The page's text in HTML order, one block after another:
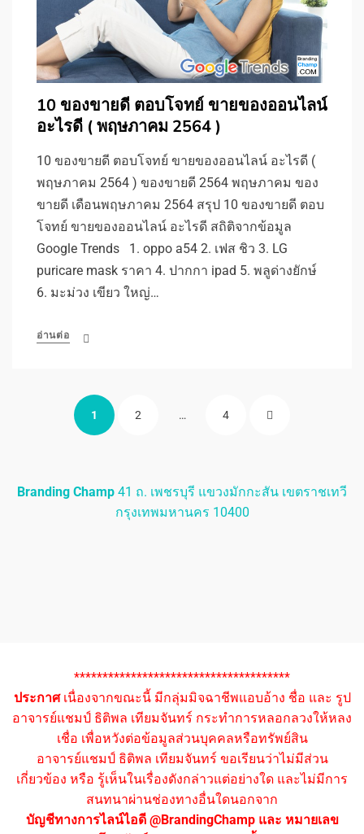
10 ของขายดี ตอบโจทย์ ขายของออนไลน์
อะไรดี ( พฤษภาคม 2564 )
10 ของขายดี ตอบโจทย์ ขายของออนไลน์ อะไรดี (
พฤษภาคม 2564 ) ของขายดี 2564 พฤษภาคม ของ
ขายดี เดือนพฤษภาคม 2564 สรุป 10 ของขายดี ตอบ
โจทย์ ขายของออนไลน์ อะไรดี สถิติจากข้อมูล
Google Trends 1. oppo a54 2. เฟส ชิว 3. LG
puricare mask ราคา 4. ปากกา ipad 5. พลูด่างยักษ์
6. มะม่วง เขียว ใหญ่…
อ่านต่อ
pagination
PAGE
1 PAGE
2 … PAGE
4 NEXT
Branding Champ 41 ถ. เพชรบุรี แขวงมักกะสัน เขตราชเทวี
กรุงเทพมหานคร 10400
**************************************
ประกาศเนื่องจากขณะนี้ มีกลุ่มมิจฉาชีพแอบอ้าง ชื่อ และ รูป
อาจารย์แชมป์ ธิติพล เทียมจันทร์ กระทำการหลอกลวงให้หลง
เชื่อ เพื่อหวังต่อข้อมูลส่วนบุคคลหรือทรัพย์สิน
อาจารย์แชมป์ ธิติพล เทียมจันทร์ ขอเรียนว่าไม่มีส่วน
เกี่ยวข้อง หรือ รู้เห็นในเรื่องดังกล่าวแต่อย่างใด และไม่มีการ
สนทนาผ่านช่องทางอื่นใดนอกจาก
บัญชีทางการไลน์ไอดี @BrandingChamp และ หมายเลข